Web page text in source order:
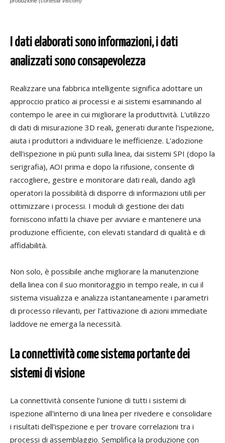
I dati elaborati sono informazioni, i dati
analizzati sono consapevolezza
Realizzare una fabbrica intelligente significa adottare un
approccio pratico ai processi e ai sistemi esaminando al
contempo le aree in cui migliorare la produttività. L'utilizzo
di dati di misurazione 3D reali, generati durante l'ispezione,
aiuta i produttori a individuare le inefficienze. L'adozione
dell'ispezione in più punti sulla linea, dai sistemi SPI (dopo la
serigrafia), AOI prima e dopo la rifusione, consente di
raccogliere, gestire e monitorare dati reali, dando agli
operatori la possibilità di disporre di informazioni utili per
ottimizzare i processi. I moduli di gestione dei dati
forniscono infatti la chiave per avviare e mantenere una
produzione efficiente, con elevati standard di qualità e di
affidabilità.
Non solo, è possibile anche migliorare la manutenzione
della linea con il suo monitoraggio in tempo reale, in cui il
sistema visualizza e analizza istantaneamente i parametri
di processo rilevanti, per l’attivazione di azioni immediate
laddove ne emerga la necessità.
La connettività come sistema portante dei
sistemi di visione
La connettività consente l’unione di tutti i sistemi di
ispezione all'interno di una linea per rivedere e consolidare
i risultati dell'ispezione e per trovare correlazioni tra i
processi di assemblaggio. Semplifica la produzione con